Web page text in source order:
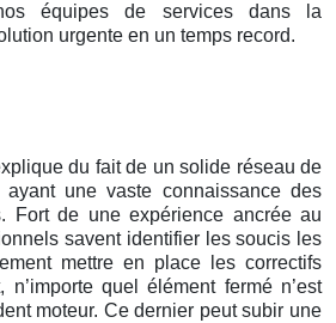
équipes de services dans la
urgente en un temps record.
du fait de un solide réseau de
ayant une vaste connaissance des
Fort de une expérience ancrée au
savent identifier les soucis les
mettre en place les correctifs
n’importe quel élément fermé n’est
moteur. Ce dernier peut subir une